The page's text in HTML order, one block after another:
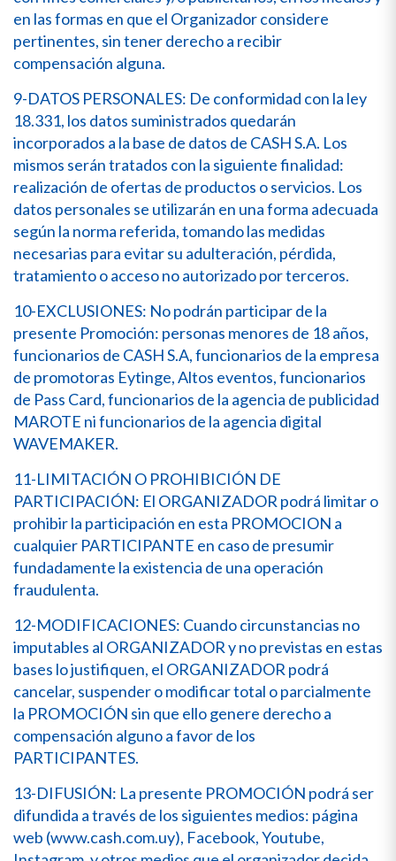
en las formas en que el Organizador considere
pertinentes, sin tener derecho a recibir
compensación alguna.
9-DATOS PERSONALES: De conformidad con la ley
18.331, los datos suministrados quedarán
incorporados a la base de datos de CASH S.A. Los
mismos serán tratados con la siguiente finalidad:
realización de ofertas de productos o servicios. Los
datos personales se utilizarán en una forma adecuada
según la norma referida, tomando las medidas
necesarias para evitar su adulteración, pérdida,
tratamiento o acceso no autorizado por terceros.
10-EXCLUSIONES: No podrán participar de la
presente Promoción: personas menores de 18 años,
funcionarios de CASH S.A, funcionarios de la empresa
de promotoras Eytinge, Altos eventos, funcionarios
de Pass Card, funcionarios de la agencia de publicidad
MAROTE ni funcionarios de la agencia digital
WAVEMAKER.
11-LIMITACIÓN O PROHIBICIÓN DE
PARTICIPACIÓN: El ORGANIZADOR podrá limitar o
prohibir la participación en esta PROMOCION a
cualquier PARTICIPANTE en caso de presumir
fundadamente la existencia de una operación
fraudulenta.
12-MODIFICACIONES: Cuando circunstancias no
imputables al ORGANIZADOR y no previstas en estas
bases lo justifiquen, el ORGANIZADOR podrá
cancelar, suspender o modificar total o parcialmente
la PROMOCIÓN sin que ello genere derecho a
compensación alguno a favor de los
PARTICIPANTES.
13-DIFUSIÓN: La presente PROMOCIÓN podrá ser
difundida a través de los siguientes medios: página
web (www.cash.com.uy), Facebook, Youtube,